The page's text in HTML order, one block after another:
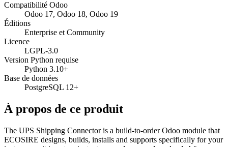
Compatibilité Odoo
Odoo 17, Odoo 18, Odoo 19
Éditions
Enterprise et Community
Licence
LGPL-3.0
Version Python requise
Python 3.10+
Base de données
PostgreSQL 12+
À propos de ce produit
The UPS Shipping Connector is a build-to-order Odoo module that
ECOSIRE designs, builds, installs and supports specifically for your